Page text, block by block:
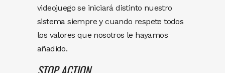
videojuego se iniciará distinto nuestro
sistema siempre y cuando respete todos
los valores que nosotros le hayamos
añadido.